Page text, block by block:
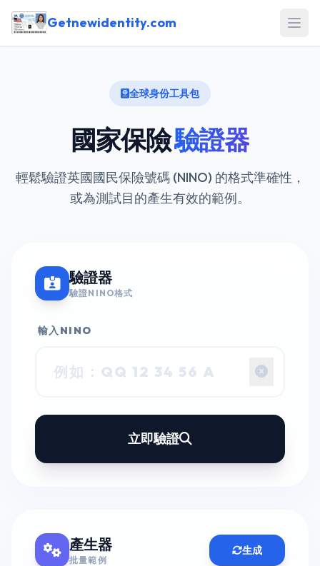
Getnewidentity.com
全球身份工具包
國家保險驗證器
輕鬆驗證英國國民保險號碼 (NINO) 的格式準確性，
或為測試目的產生有效的範例。
驗證器
驗證NINO格式
輸入NINO
立即驗證
產生器
批量範例
生成